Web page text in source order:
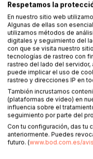
Reúne la producción de
migratoria americana
disciplinas, con la
de las migraciones a
sociológicos,
provenientes de ambas
se pretende avanzar en
conjunto los aspectos
de los estudios
clasificaciones que
migraciones europeas a
Europa, en la medida en
obstaculizar la
movilidad humana
Respetamos la
En nuestro sitio web
Algunas de ellas son
utilizamos métodos de
digitales y seguimiento del
con que se visita nuestro
tecnologías de rastreo con
rastreo del lado del
puede implicar el uso de
rastreo y direcciones IP en
También incrustamos
(plataformas de vídeo) en
influencia sobre el
seguimiento por parte del
Con tu configuración, das tu
anteriormente. Puedes
futuro. (www.bod.com.es/